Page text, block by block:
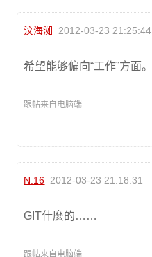
汶海洳 2012-03-23 21:25:44
希望能够偏向“工作”方面。
跟帖来自电脑端
N.16 2012-03-23 21:18:31
GIT什麼的……
跟帖来自电脑端